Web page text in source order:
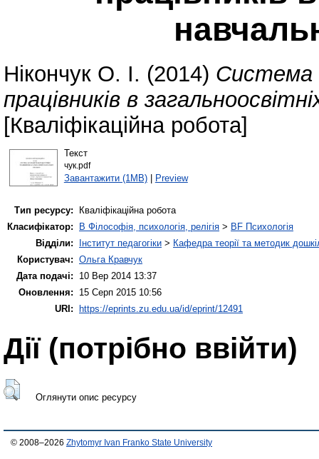
Нікончук О. І. (2014) Система
працівників в
[Кваліфікаційна робота]
Текст
чук.pdf
Завантажити (1MB)| Preview
Тип ресурсу:
Кваліфікаційна робота
Класифікатор:
B Філософія, психологія, релігія > BF Психологія
Відділи:
Інститут педагогіки > Кафедра теорії та методик
Користувач: Ольга Кравчук
Дата подачі:
10 Вер 2014 13:37
Оновлення:
15 Серп 2015 10:56
URI:
https://eprints.zu.edu.ua/id/eprint/12491
Дії ​​(потрібно ввійти)
Оглянути опис ресурсу
© 2008–2026 Zhytomyr Ivan Franko State University